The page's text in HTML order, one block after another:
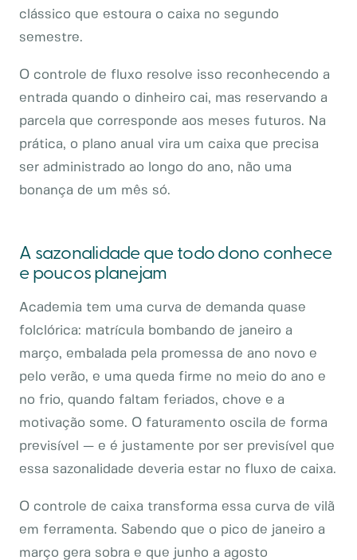
clássico que estoura o caixa no segundo
semestre.
O controle de fluxo resolve isso reconhecendo a
entrada quando o dinheiro cai, mas reservando a
parcela que corresponde aos meses futuros. Na
prática, o plano anual vira um caixa que precisa
ser administrado ao longo do ano, não uma
bonança de um mês só.
A sazonalidade que todo dono conhece
e poucos planejam
Academia tem uma curva de demanda quase
folclórica: matrícula bombando de janeiro a
março, embalada pela promessa de ano novo e
pelo verão, e uma queda firme no meio do ano e
no frio, quando faltam feriados, chove e a
motivação some. O faturamento oscila de forma
previsível — e é justamente por ser previsível que
essa sazonalidade deveria estar no fluxo de caixa.
O controle de caixa transforma essa curva de vilã
em ferramenta. Sabendo que o pico de janeiro a
março gera sobra e que junho a agosto